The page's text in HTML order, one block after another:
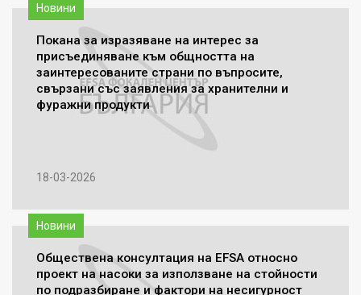
Новини
Покана за изразяване на интерес за
присъединяване към общността на
заинтересованите страни по въпросите,
свързани със заявления за хранителни и
фуражни продукти
18-03-2026
Новини
Обществена консултация на EFSA относно
проект на насоки за използване на стойности
по подразбиране и фактори на несигурност